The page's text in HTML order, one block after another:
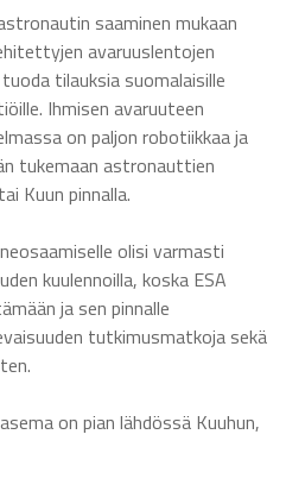
saaminen mukaan
avaruuslentojen
tilauksia suomalaisille
Ihmisen avaruuteen
on paljon robotiikkaa ja
tukemaan astronauttien
Kuun pinnalla.
olisi varmasti
kuulennoilla, koska ESA
ja sen pinnalle
tutkimusmatkoja sekä
on pian lähdössä Kuuhun,